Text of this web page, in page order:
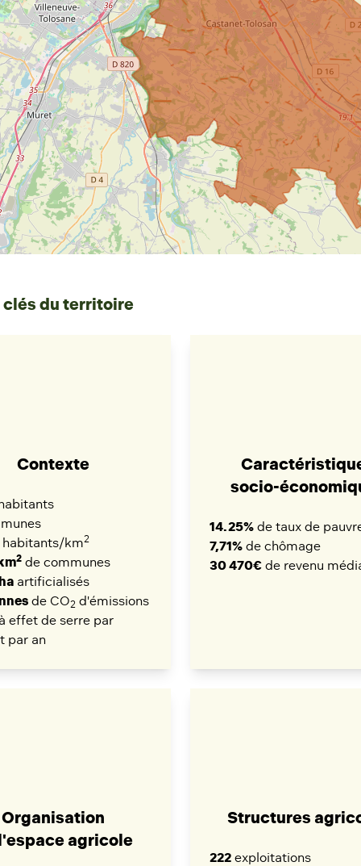
du territoire
Contexte
habitants/km2
2 de communes
artificialisés
de CO2 d'émissions
effet de serre par
par an
socio-
14.25% de taux de
7,71% de chômage
30 470€ de revenu
Organisation
agricole
Structures
222 exploitations